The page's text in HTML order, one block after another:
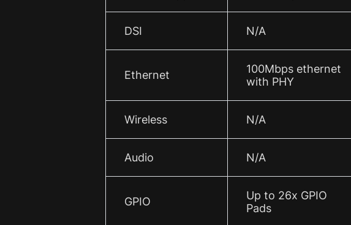
DSI N/A
Ethernet
100Mbps ethernet
with PHY
Wireless N/A
Audio N/A
GPIO
Up to 26x GPIO
Pads